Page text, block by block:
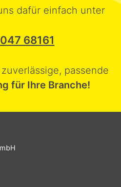
dafür einfach unter
68161
passende
für Ihre Branche!